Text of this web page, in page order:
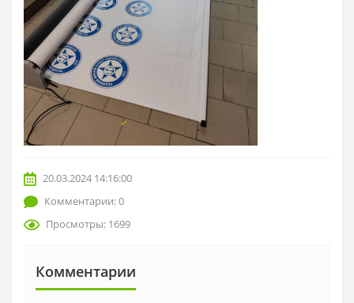
20.03.2024 14:16:00
Комментарии: 0
Просмотры: 1699
Комментарии